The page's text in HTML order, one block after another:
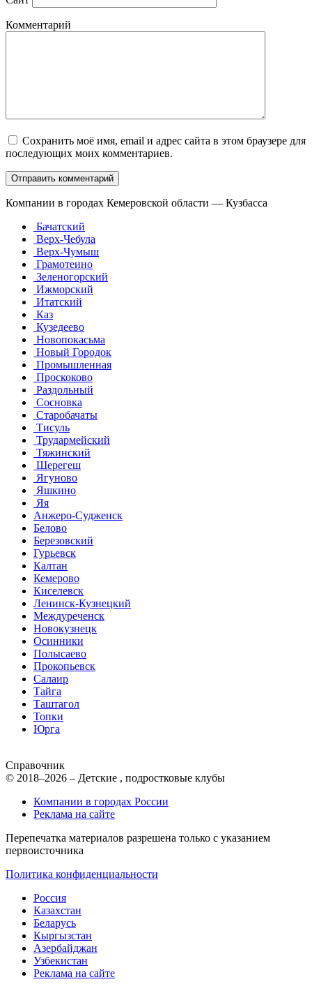
Комментарий
Сохранить моё имя, email и адрес сайта в этом браузере для
последующих моих комментариев.
Компании в городах Кемеровской области — Кузбасса
Бачатский
Верх-Чебула
Верх-Чумыш
Грамотеино
Зеленогорский
Ижморский
Итатский
Каз
Кузедеево
Новопокасьма
Новый Городок
Промышленная
Проскоково
Раздольный
Сосновка
Старобачаты
Тисуль
Трудармейский
Тяжинский
Шерегеш
Ягуново
Яшкино
Яя
Анжеро-Судженск
Белово
Березовский
Гурьевск
Калтан
Кемерово
Киселевск
Ленинск-Кузнецкий
Междуреченск
Новокузнецк
Осинники
Полысаево
Прокопьевск
Салаир
Тайга
Таштагол
Топки
Юрга
Справочник
© 2018–2026 – Детские , подростковые клубы
Компании в городах России
Реклама на сайте
Перепечатка материалов разрешена только с указанием
первоисточника
Политика конфиденциальности
Россия
Казахстан
Беларусь
Кыргызстан
Азербайджан
Узбекистан
Реклама на сайте